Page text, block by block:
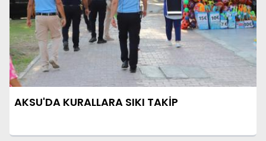
AKSU'DA KURALLARA SIKI TAKİP